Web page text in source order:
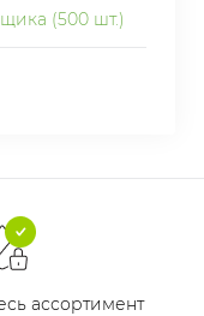
(500 шт.)
ассортимент